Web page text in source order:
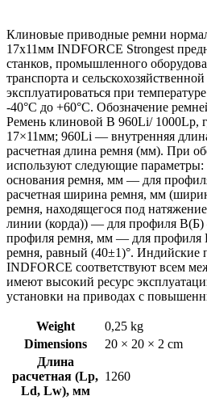
Клиновые приводные ремни
17х11мм INDFORCE Strongest
станков, промышленного
транспорта и
эксплуатироваться при
-40°С до +60°С. Обозначение
Ремень клиновой B 960Li/
17×11мм; 960Li — внутренняя
расчетная длина ремня (мм). При
используют следующие
основания ремня, мм — для
расчетная ширина ремня, мм
ремня, находящегося под
линии (корда)) — для профиля
профиля ремня, мм — для профиля
ремня, равный (40±1)°. Индийские
INDFORCE соответствуют всем
имеют высокий ресурс
установки на приводах с
Weight
0,25 kg
Dimensions
20 × 20 × 2 cm
Длина
расчетная (Lp,
Ld, Lw), мм
1260